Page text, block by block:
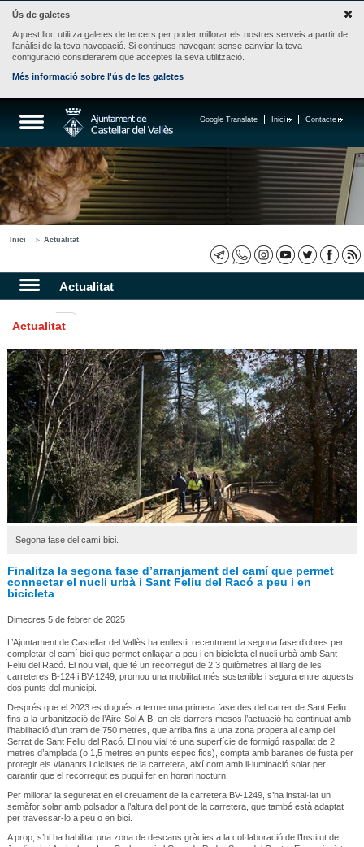
Ús de galetes
Aquest lloc utilitza galetes de tercers per poder millorar els nostres serveis a partir de
l'anàlisi de la teva navegació. Si continues navegant sense canviar la teva
configuració considerarem que acceptes la seva utilització.
Més informació sobre l'ús de les galetes
Contacte
Inici
Google Translate
Inici Actualitat
Actualitat
Actualitat
Segona fase del camí bici.
Finalitza la segona fase d’arranjament del camí que permet
connectar el nucli urbà i Sant Feliu del Racó a peu i en
bicicleta
Dimecres 5 de febrer de 2025
L’Ajuntament de Castellar del Vallès ha enllestit recentment la segona fase d’obres per
completar el camí bici que permet enllaçar a peu i en bicicleta el nucli urbà amb Sant
Feliu del Racó. El nou vial, que té un recorregut de 2,3 quilòmetres al llarg de les
carreteres B-124 i BV-1249, promou una mobilitat més sostenible i segura entre aquests
dos punts del municipi.
Després que el 2023 es dugués a terme una primera fase des del carrer de Sant Feliu
fins a la urbanització de l’Aire-Sol A-B, en els darrers mesos l’actuació ha continuat amb
l’habilitació d’un tram de 750 metres, que arriba fins a una zona propera al camp del
Serrat de Sant Feliu del Racó. El nou vial té una superfície de formigó raspallat de 2
metres d’amplada (o 1,5 metres en punts específics), compta amb baranes de fusta per
protegir els vianants i ciclistes de la carretera, així com amb il·luminació solar per
garantir que el recorregut es pugui fer en horari nocturn.
Per millorar la seguretat en el creuament de la carretera BV-1249, s’ha instal·lat un
semàfor solar amb polsador a l’altura del pont de la carretera, que també està adaptat
per travessar-lo a peu o en bici.
A prop, s’hi ha habilitat una zona de descans gràcies a la col·laboració de l’Institut de